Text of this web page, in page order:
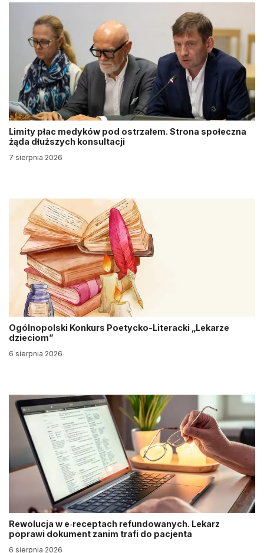
Limity płac medyków pod ostrzałem. Strona społeczna
żąda dłuższych konsultacji
7 sierpnia 2026
Ogólnopolski Konkurs Poetycko-Literacki „Lekarze
dzieciom”
6 sierpnia 2026
Rewolucja w e‑receptach refundowanych. Lekarz
poprawi dokument zanim trafi do pacjenta
6 sierpnia 2026